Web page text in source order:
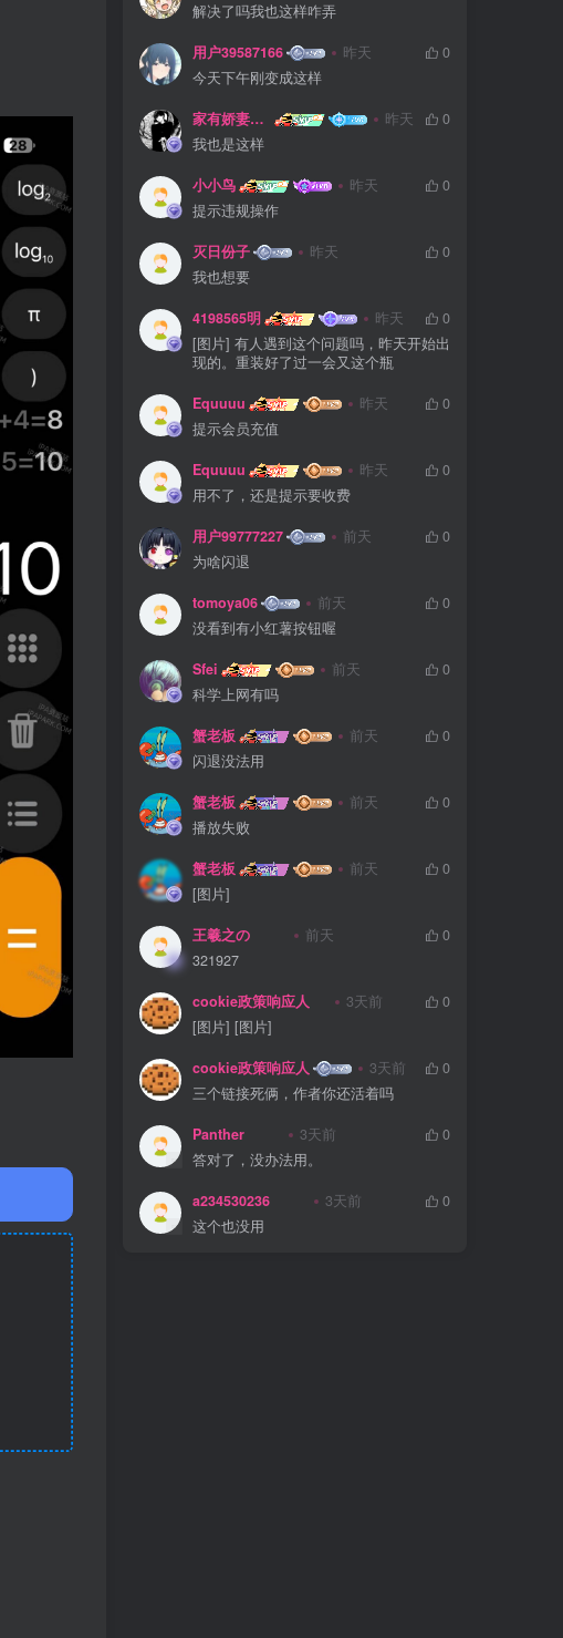
解决了吗我也这样咋弄
用户39587166 昨天
0
今天下午刚变成这样
家有娇妻扁鹊难医 昨天
0
我也是这样
小小鸟 昨天
0
提示违规操作
灭日份子 昨天
0
我也想要
4198565明 昨天
0
[图片] 有人遇到这个问题吗，昨天开始出
现的。重装好了过一会又这个瓶
Equuuu 昨天
0
提示会员充值
Equuuu 昨天
0
用不了，还是提示要收费
用户99777227 前天
0
为啥闪退
tomoya06 前天
0
没看到有小红薯按钮喔
Sfei 前天
0
科学上网有吗
蟹老板 前天
0
闪退没法用
蟹老板 前天
0
播放失败
蟹老板 前天
0
[图片]
王羲之の
0
321927
cookie政策响应人 3天前
0
[图片] [图片]
cookie政策响应人 3天前
0
三个链接死俩，作者你还活着吗
Panther
0
答对了，没办法用。
a234530236
0
这个也没用